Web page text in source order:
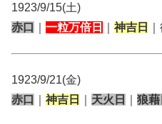
1923/9/15(土)
赤口
一粒万倍日 神吉日
1923/9/21(金)
赤口
神吉日 天火日 狼藉